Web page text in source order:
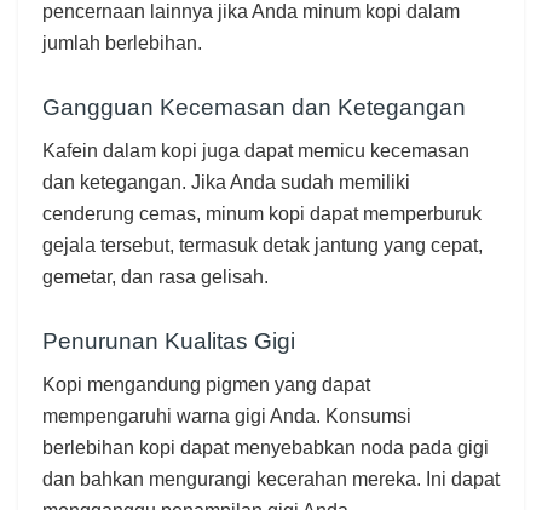
pencernaan lainnya jika Anda minum kopi dalam
jumlah berlebihan.
Gangguan Kecemasan dan Ketegangan
Kafein dalam kopi juga dapat memicu kecemasan
dan ketegangan. Jika Anda sudah memiliki
cenderung cemas, minum kopi dapat memperburuk
gejala tersebut, termasuk detak jantung yang cepat,
gemetar, dan rasa gelisah.
Penurunan Kualitas Gigi
Kopi mengandung pigmen yang dapat
mempengaruhi warna gigi Anda. Konsumsi
berlebihan kopi dapat menyebabkan noda pada gigi
dan bahkan mengurangi kecerahan mereka. Ini dapat